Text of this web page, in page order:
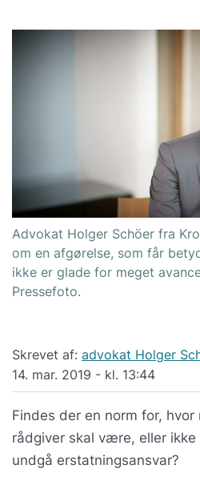
Advokat Holger Schöer fra
om en afgørelse, som får
ikke er glade for meget
Pressefoto.
Skrevet af: advokat Holger
14. mar. 2019 - kl. 13:44
Findes der en norm for,
rådgiver skal være, eller
undgå erstatningsansvar?